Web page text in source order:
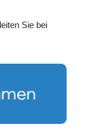
Sie bei